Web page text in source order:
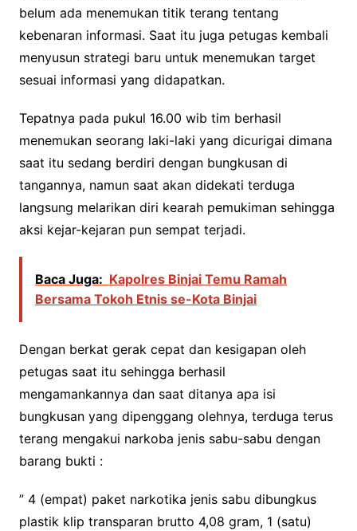
belum ada menemukan titik terang tentang
kebenaran informasi. Saat itu juga petugas kembali
menyusun strategi baru untuk menemukan target
sesuai informasi yang didapatkan.
Tepatnya pada pukul 16.00 wib tim berhasil
menemukan seorang laki-laki yang dicurigai dimana
saat itu sedang berdiri dengan bungkusan di
tangannya, namun saat akan didekati terduga
langsung melarikan diri kearah pemukiman sehingga
aksi kejar-kejaran pun sempat terjadi.
Baca Juga: Kapolres Binjai Temu Ramah
Bersama Tokoh Etnis se-Kota Binjai
Dengan berkat gerak cepat dan kesigapan oleh
petugas saat itu sehingga berhasil
mengamankannya dan saat ditanya apa isi
bungkusan yang dipenggang olehnya, terduga terus
terang mengakui narkoba jenis sabu-sabu dengan
barang bukti :
” 4 (empat) paket narkotika jenis sabu dibungkus
plastik klip transparan brutto 4,08 gram, ⁠1 (satu)